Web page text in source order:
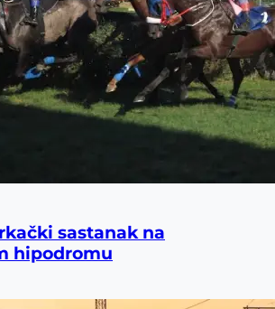
sastanak na
hipodromu